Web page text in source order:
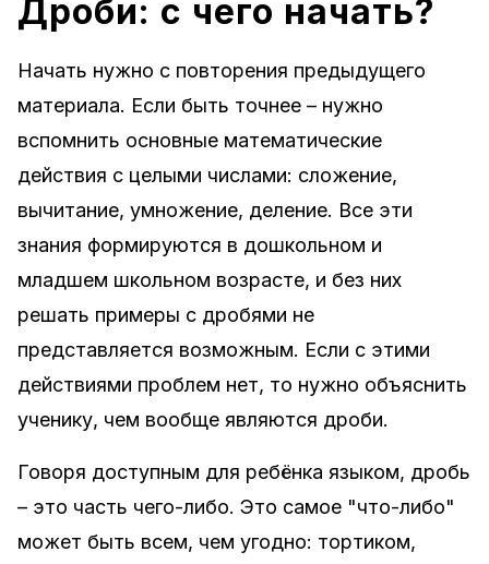
Дроби: с чего начать?
Начать нужно с повторения предыдущего
материала. Если быть точнее – нужно
вспомнить основные математические
действия с целыми числами: сложение,
вычитание, умножение, деление. Все эти
знания формируются в дошкольном и
младшем школьном возрасте, и без них
решать примеры с дробями не
представляется возможным. Если с этими
действиями проблем нет, то нужно объяснить
ученику, чем вообще являются дроби.
Говоря доступным для ребёнка языком, дробь
– это часть чего-либо. Это самое "что-либо"
может быть всем, чем угодно: тортиком,